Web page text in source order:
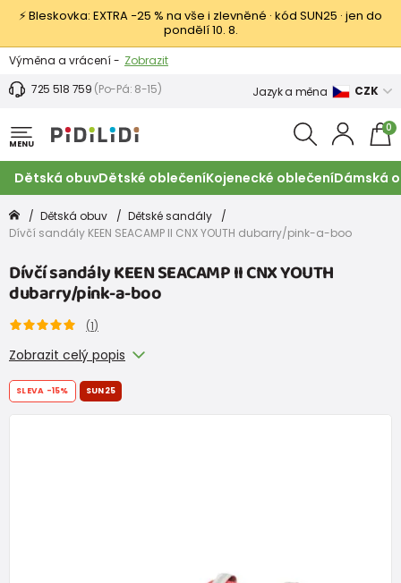
⚡ Bleskovka: EXTRA −25 % na vše i zlevněné · kód SUN25 · jen do
pondělí 10. 8.
Výměna a vrácení - Zobrazit
Sleva 100 Kč na první nákup -
725 518 759 (Po-Pá: 8-15) Jazyk a měna CZK
MENU
0
Dětská obuvDětské oblečeníKojenecké oblečeníDámská
Dětská obuv
Dětské sandály
Dívčí sandály KEEN SEACAMP II CNX YOUTH dubarry/pink-a-boo
Dívčí sandály KEEN SEACAMP II CNX YOUTH
dubarry/pink-a-boo
(1)
Zobrazit celý popis
SLEVA -15% SUN25